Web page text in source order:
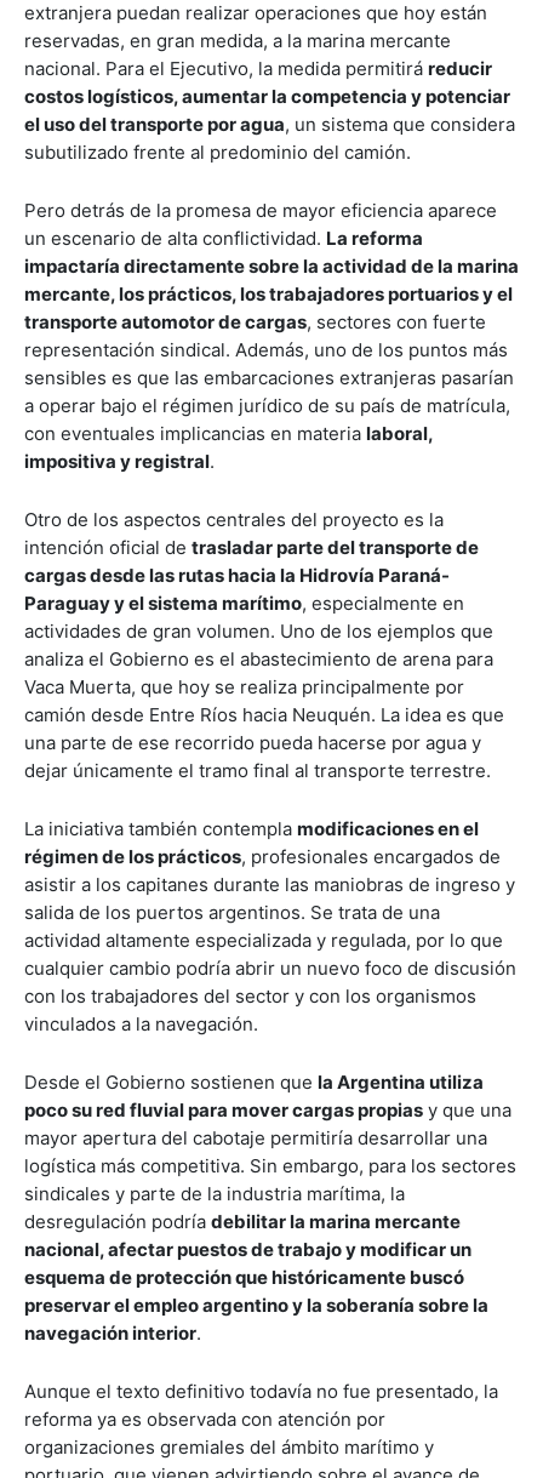
extranjera puedan realizar operaciones que hoy están
reservadas, en gran medida, a la marina mercante
nacional. Para el Ejecutivo, la medida permitirá reducir
costos logísticos, aumentar la competencia y potenciar
el uso del transporte por agua, un sistema que considera
subutilizado frente al predominio del camión.
Pero detrás de la promesa de mayor eficiencia aparece
un escenario de alta conflictividad. La reforma
impactaría directamente sobre la actividad de la marina
mercante, los prácticos, los trabajadores portuarios y el
transporte automotor de cargas, sectores con fuerte
representación sindical. Además, uno de los puntos más
sensibles es que las embarcaciones extranjeras pasarían
a operar bajo el régimen jurídico de su país de matrícula,
con eventuales implicancias en materia laboral,
impositiva y registral.
Otro de los aspectos centrales del proyecto es la
intención oficial de trasladar parte del transporte de
cargas desde las rutas hacia la Hidrovía Paraná-
Paraguay y el sistema marítimo, especialmente en
actividades de gran volumen. Uno de los ejemplos que
analiza el Gobierno es el abastecimiento de arena para
Vaca Muerta, que hoy se realiza principalmente por
camión desde Entre Ríos hacia Neuquén. La idea es que
una parte de ese recorrido pueda hacerse por agua y
dejar únicamente el tramo final al transporte terrestre.
La iniciativa también contempla modificaciones en el
régimen de los prácticos, profesionales encargados de
asistir a los capitanes durante las maniobras de ingreso y
salida de los puertos argentinos. Se trata de una
actividad altamente especializada y regulada, por lo que
cualquier cambio podría abrir un nuevo foco de discusión
con los trabajadores del sector y con los organismos
vinculados a la navegación.
Desde el Gobierno sostienen que la Argentina utiliza
poco su red fluvial para mover cargas propias y que una
mayor apertura del cabotaje permitiría desarrollar una
logística más competitiva. Sin embargo, para los sectores
sindicales y parte de la industria marítima, la
desregulación podría debilitar la marina mercante
nacional, afectar puestos de trabajo y modificar un
esquema de protección que históricamente buscó
preservar el empleo argentino y la soberanía sobre la
navegación interior.
Aunque el texto definitivo todavía no fue presentado, la
reforma ya es observada con atención por
organizaciones gremiales del ámbito marítimo y